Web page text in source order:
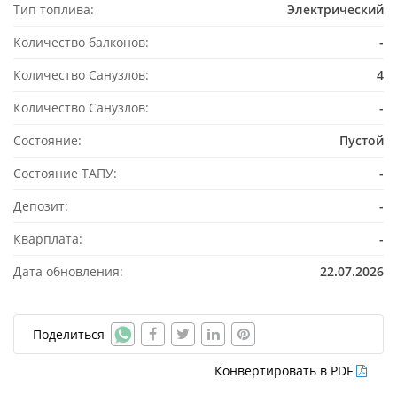
Тип топлива:
Электрический
Количество балконов:
-
Количество Санузлов:
4
Количество Санузлов:
-
Состояние:
Пустой
Состояние ТАПУ:
-
Депозит:
-
Кварплата:
-
Дата обновления:
22.07.2026
Поделиться
Конвертировать в PDF